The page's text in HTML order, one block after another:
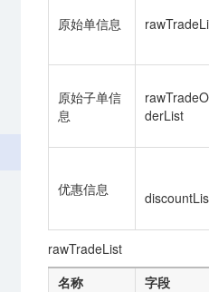
原始单信息
原始子单信
息
derList
优惠信息
rawTradeList
名称
字段